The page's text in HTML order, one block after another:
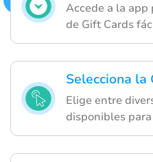
Accede a la
de Gift Cards
Selecciona la
Elige entre
disponibles